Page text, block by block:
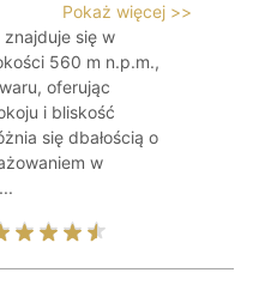
Pokaż więcej >>
znajduje się w
560 m n.p.m.,
oferując
i bliskość
się dbałością o
w